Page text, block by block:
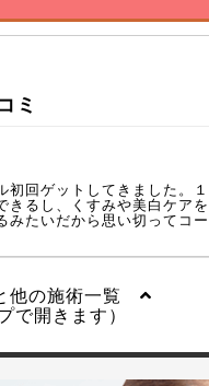
ミ
回ゲットしてきました。
るし、くすみや美白ケア
たいだから思い切ってコ
他の施術一覧
で開きます）